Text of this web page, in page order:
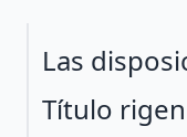
Párrafo 1
Las
Título